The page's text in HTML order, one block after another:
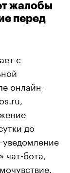
жалобы
перед
с
онлайн-
до
бота,